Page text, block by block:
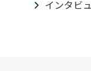
インタビ